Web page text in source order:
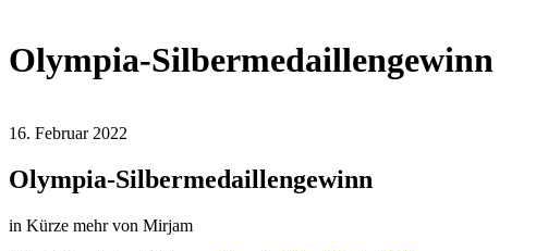
Olympia-Silbermedaillengewinn
16. Februar 2022
Olympia-Silbermedaillengewinn
in Kürze mehr von Mirjam